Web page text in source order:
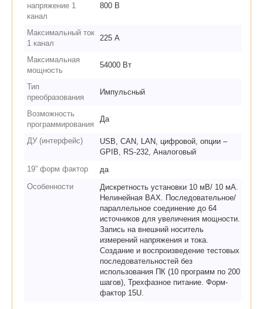
напряжение 1
канал
800 В
Максимальный ток
1 канал
225 А
Максимальная
мощность
54000 Вт
Тип
преобразования
Импульсный
Возможность
программирования
Да
ДУ (интерфейс)
USB, CAN, LAN, цифровой, опции –
GPIB, RS-232, Аналоговый
19” форм фактор
да
Особенности
Дискретность установки 10 мВ/ 10 мА.
Нелинейная ВАХ. Последовательное/
параллельное соединение до 64
источников для увеличения мощности.
Запись на внешний носитель
измерений напряжения и тока.
Создание и воспроизведение тестовых
последовательностей без
использования ПК (10 программ по 200
шагов), Трехфазное питание. Форм-
фактор 15U.